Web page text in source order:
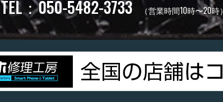
TEL：050-5482-3733 （営業時間10時〜20時）